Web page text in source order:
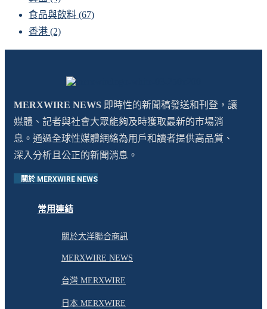
食品與飲料 (67)
香港 (2)
MERXWIRE NEWS 即時性的新聞稿發送和刊登，讓
媒體、記者與社會大眾能夠及時獲取最新的市場消
息。通過全球性媒體網絡為用戶和讀者提供高品質、
深入分析且公正的新聞消息。
關於 MERXWIRE NEWS
常用連結
關於大洋聯合商訊
MERXWIRE NEWS
台灣 MERXWIRE
日本 MERXWIRE